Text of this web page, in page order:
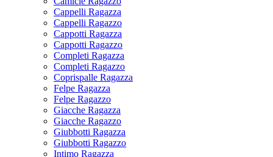
Cappelli Ragazza
Cappelli Ragazzo
Cappotti Ragazza
Cappotti Ragazzo
Completi Ragazza
Completi Ragazzo
Coprispalle Ragazza
Felpe Ragazza
Felpe Ragazzo
Giacche Ragazza
Giacche Ragazzo
Giubbotti Ragazza
Giubbotti Ragazzo
Intimo Ragazza